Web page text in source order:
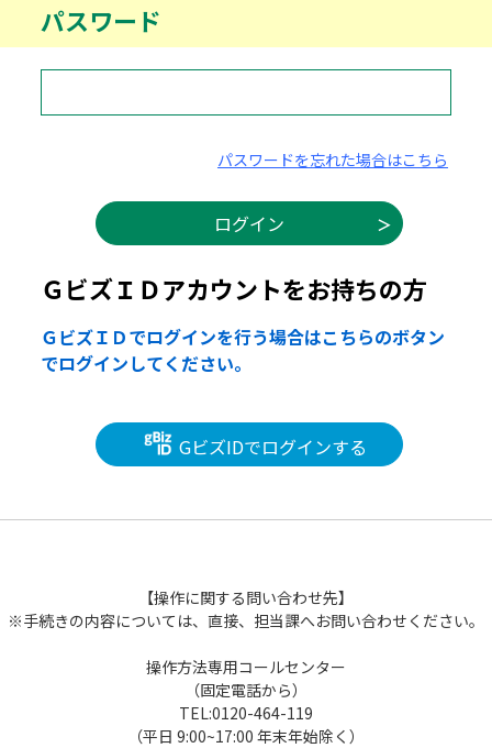
パスワード
パスワードを忘れた場合はこちら
ＧビズＩＤアカウントをお持ちの方
ＧビズＩＤでログインを行う場合はこちらのボタン
でログインしてください。
GビズIDでログインする
【操作に関する問い合わせ先】
※手続きの内容については、直接、担当課へお問い合わせください。
操作方法専用コールセンター
（固定電話から）
TEL:0120-464-119
（平日 9:00~17:00 年末年始除く）